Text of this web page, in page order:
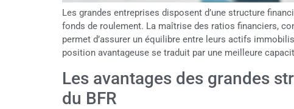
Les grandes entreprises disposent d’une structure
fonds de roulement. La maîtrise des ratios financiers,
permet d’assurer un équilibre entre leurs actifs
position avantageuse se traduit par une meilleure
Les avantages des grandes
du BFR